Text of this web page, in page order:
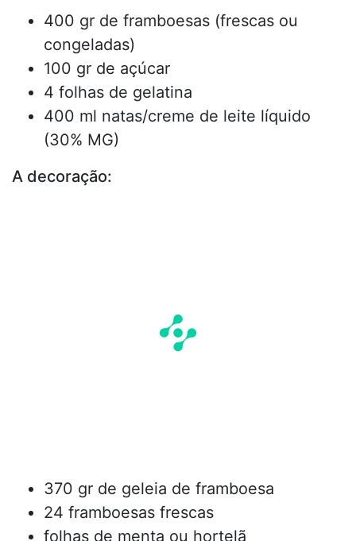
400 gr de framboesas (frescas ou
congeladas)
100 gr de açúcar
4 folhas de gelatina
400 ml natas/creme de leite líquido
(30% MG)
A decoração:
370 gr de geleia de framboesa
24 framboesas frescas
folhas de menta ou hortelã